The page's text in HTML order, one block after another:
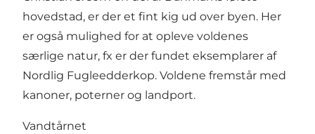
hovedstad, er der et fint kig ud over byen. Her
er også mulighed for at opleve voldenes
særlige natur, fx er der fundet eksemplarer af
Nordlig Fugleedderkop. Voldene fremstår med
kanoner, poterner og landport.
Vandtårnet